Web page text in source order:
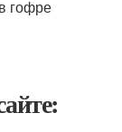
гофре